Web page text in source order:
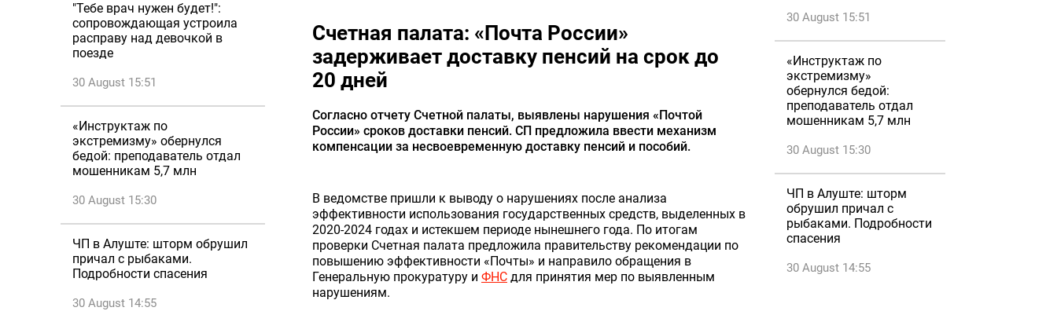
"Тебе врач нужен будет!":
сопровождающая устроила
расправу над девочкой в
поезде
30 August 15:51
«Инструктаж по
экстремизму» обернулся
бедой: преподаватель отдал
мошенникам 5,7 млн
30 August 15:30
ЧП в Алуште: шторм обрушил
причал с рыбаками.
Подробности спасения
30 August 14:55
Счетная палата: «Почта России»
задерживает доставку пенсий на срок до
20 дней
Согласно отчету Счетной палаты, выявлены нарушения «Почтой
России» сроков доставки пенсий. СП предложила ввести механизм
компенсации за несвоевременную доставку пенсий и пособий.
В ведомстве пришли к выводу о нарушениях после анализа
эффективности использования государственных средств, выделенных в
2020-2024 годах и истекшем периоде нынешнего года. По итогам
проверки Счетная палата предложила правительству рекомендации по
повышению эффективности «Почты» и направило обращения в
Генеральную прокуратуру и ФНС для принятия мер по выявленным
нарушениям.
30 August 15:51
«Инструктаж по
экстремизму»
обернулся бедой:
преподаватель отдал
мошенникам 5,7 млн
30 August 15:30
ЧП в Алуште: шторм
обрушил причал с
рыбаками. Подробности
спасения
30 August 14:55